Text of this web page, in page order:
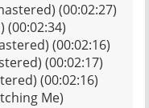
(00:02:27)
(00:02:34)
(00:02:16)
(00:02:17)
(00:02:16)
Me)